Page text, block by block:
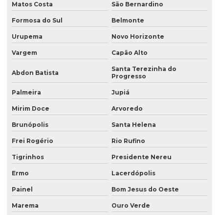
Matos Costa São Bernardino
Formosa do Sul Belmonte
Urupema Novo Horizonte
Vargem Capão Alto
Abdon Batista
Santa Terezinha do
Progresso
Palmeira Jupiá
Mirim Doce Arvoredo
Brunópolis Santa Helena
Frei Rogério Rio Rufino
Tigrinhos Presidente Nereu
Ermo Lacerdópolis
Painel Bom Jesus do Oeste
Marema Ouro Verde